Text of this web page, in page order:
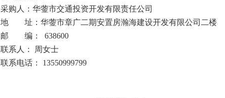
采购人：华蓥市交通投资开发有限责任公司
地 址：华蓥市章广二期安置房瀚海建设开发有限公司二楼
邮 编：
638600
联系 人：
周女士
联系电话：
13550999799